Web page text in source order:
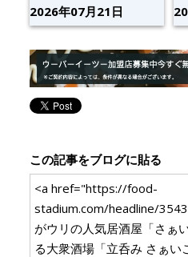
2026年07月21日
この記事をブログに貼る
<a href="https://food-
stadium.com/headline/
がウリの人気居酒屋「さぁ
る大衆酒場「立呑み さぁい